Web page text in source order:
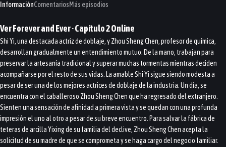
InformaciónComentariosMás episodios
VerForever and Ever· Capítulo2Online
Shi Yi, una destacada actriz de doblaje, y Zhou Sheng Chen, profesor de química,
desarrollan gradualmente un entendimiento mutuo. De la mano, trabajan para
preservar la artesanía tradicional y superar muchas tormentas mientras deciden
acompañarse por el resto de sus vidas. La amable Shi Yi sigue siendo modesta a
pesar de ser una de los mejores actrices de doblaje de la industria. Un día, se
encuentra con el caballeroso Zhou Sheng Chen que ha regresado del extranjero.
Sienten una sensación de afinidad a primera vista y se quedan con una profunda
impresión el uno al otro a pesar de su breve encuentro. Para salvar la fábrica de
teteras de arcilla Yixing de su familia del declive, Zhou Sheng Chen acepta la
solicitud de su madre de que se comprometa y se haga cargo del negocio familiar.